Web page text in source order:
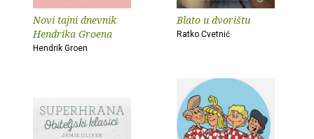
Novi tajni dnevnik
Hendrika Groena
Hendrik Groen
Blato u dvorištu
Ratko Cvetnić